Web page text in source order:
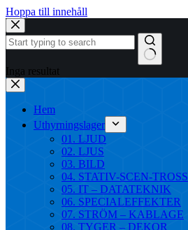
Hoppa till innehåll
Inga resultat
Hem
Uthyrningslager
01. LJUD
02. LJUS
03. BILD
04. STATIV-SCEN-TROSS
05. IT – DATATEKNIK
06. SPECIALEFFEKTER
07. STRÖM – KABLAGE
08. TYGER – DEKOR